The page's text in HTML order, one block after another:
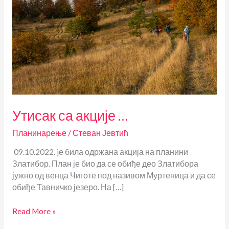
Утисак са акције …
Планинарење/Стеван Јевтић
09.10.2022. jе била одржана акција на планини
Златибор. План је био да се обиђе део Златибора
јужно од венца Чиготе под називом Муртеница и да се
обиђе Тавничко језеро. На […]
Утисак
Read More »